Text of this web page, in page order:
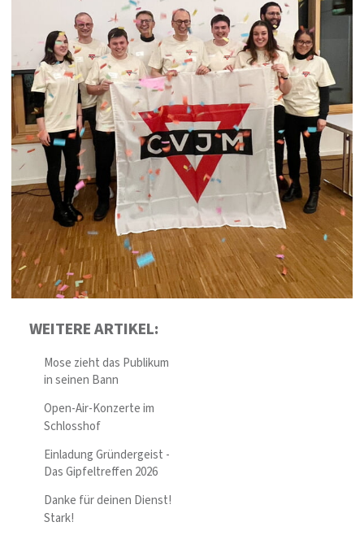
WEITERE ARTIKEL:
Mose zieht das Publikum
in seinen Bann
Open-Air-Konzerte im
Schlosshof
Einladung Gründergeist -
Das Gipfeltreffen 2026
Danke für deinen Dienst!
Stark!